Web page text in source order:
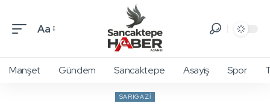
Aa
Manşet Gündem Sancaktepe Asayiş Spor
SARIGAZI